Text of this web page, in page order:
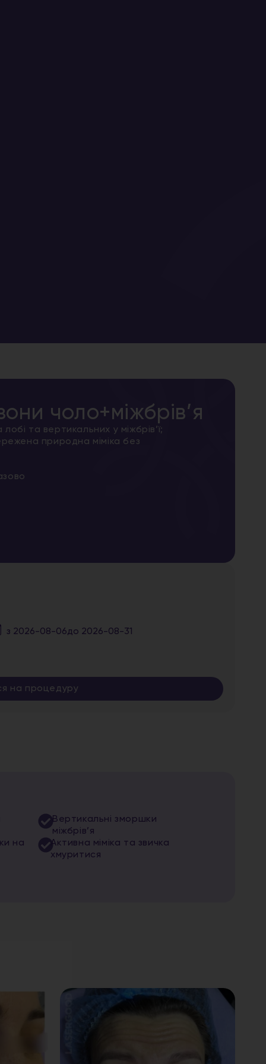
чоло+міжбрів’я
та вертикальних у міжбрів’ї;
природна міміка без
з 2026-08-06до 2026-08-31
на процедуру
Вертикальні зморшки
міжбрів’я
на
Активна міміка та звичка
хмуритися